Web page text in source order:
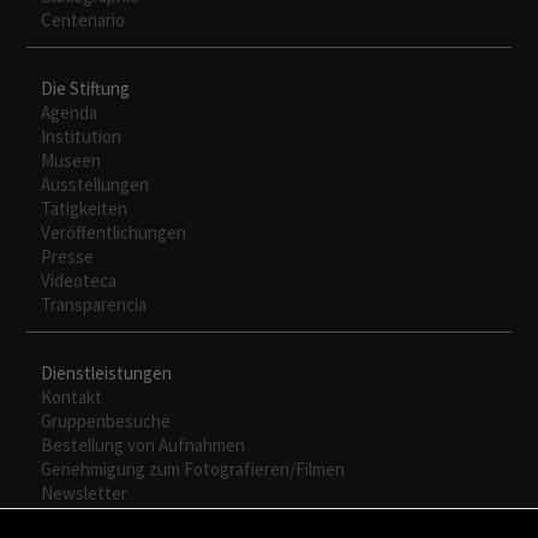
Centenario
Die Stiftung
Agenda
Institution
Museen
Ausstellungen
Tätigkeiten
Veröffentlichungen
Presse
Videoteca
Transparencia
Dienstleistungen
Kontakt
Gruppenbesuche
Bestellung von Aufnahmen
Genehmigung zum Fotografieren/Filmen
Newsletter